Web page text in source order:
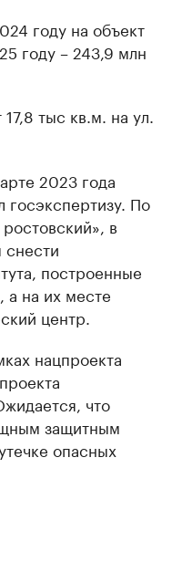
году на объект
году – 243,9 млн
тыс кв.м. на ул.
2023 года
По
в
снести
построенные
на их месте
центр.
нацпроекта
что
защитным
опасных